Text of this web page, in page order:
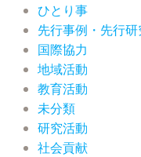
ひとり事
先行事例・先行研
国際協力
地域活動
教育活動
未分類
研究活動
社会貢献